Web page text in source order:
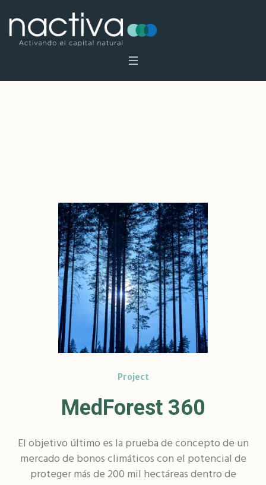
Project
MedForest 360
El objetivo último es la prueba de concepto de un
mercado de bonos climáticos con el potencial de
proteger más de 200 mil hectáreas dentro de